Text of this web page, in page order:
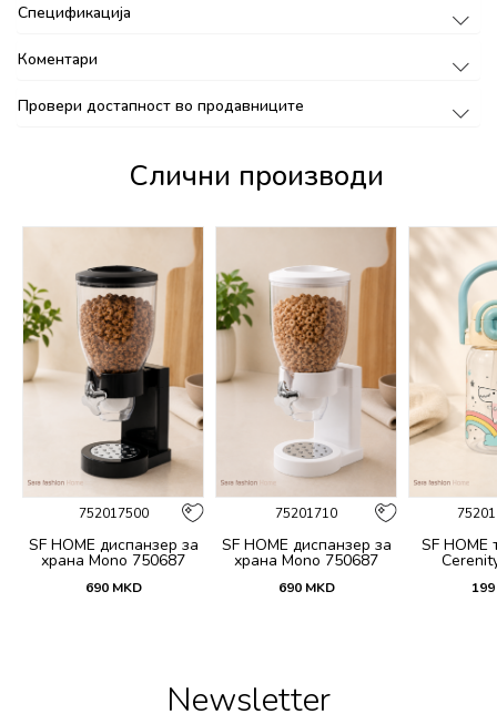
Спецификација
Коментари
Провери достапност во продавниците
Слични производи
752017500
SF HOME диспанзер за
храна Mono 750687
690 MKD
75201710
SF HOME диспанзер за
храна Mono 750687
690 MKD
SF HOME
199
Newsletter